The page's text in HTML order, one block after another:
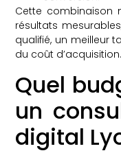
Cette combinaison
résultats
qualifié, un meilleur
du coût d’acquisition.
Quel
un
digital